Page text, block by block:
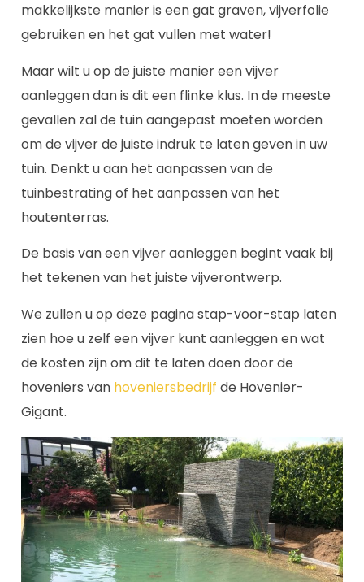
makkelijkste manier is een gat graven, vijverfolie
gebruiken en het gat vullen met water!
Maar wilt u op de juiste manier een vijver
aanleggen dan is dit een flinke klus. In de meeste
gevallen zal de tuin aangepast moeten worden
om de vijver de juiste indruk te laten geven in uw
tuin. Denkt u aan het aanpassen van de
tuinbestrating of het aanpassen van het
houtenterras.
De basis van een vijver aanleggen begint vaak bij
het tekenen van het juiste vijverontwerp.
We zullen u op deze pagina stap-voor-stap laten
zien hoe u zelf een vijver kunt aanleggen en wat
de kosten zijn om dit te laten doen door de
hoveniers van hoveniersbedrijf de Hovenier-
Gigant.